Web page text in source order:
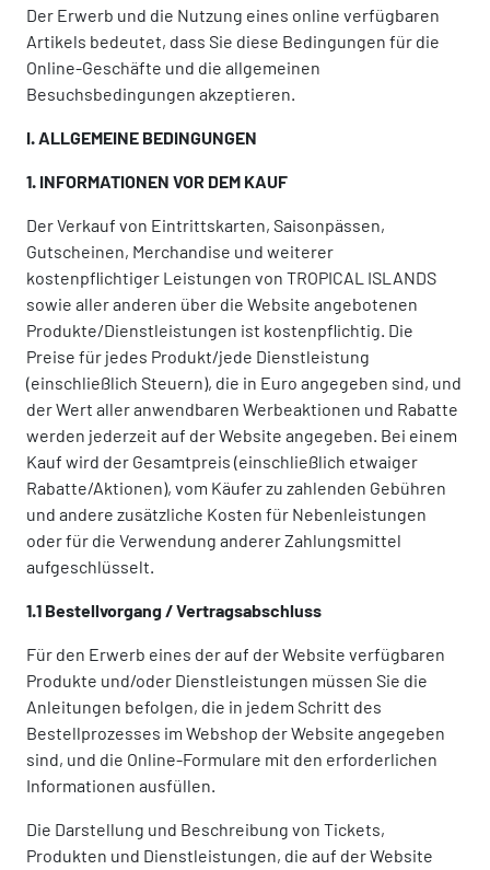
Der Erwerb und die Nutzung eines online verfügbaren
Artikels bedeutet, dass Sie diese Bedingungen für die
Online-Geschäfte und die allgemeinen
Besuchsbedingungen akzeptieren.
I. ALLGEMEINE BEDINGUNGEN
1. INFORMATIONEN VOR DEM KAUF
Der Verkauf von Eintrittskarten, Saisonpässen,
Gutscheinen, Merchandise und weiterer
kostenpflichtiger Leistungen von TROPICAL ISLANDS
sowie aller anderen über die Website angebotenen
Produkte/Dienstleistungen ist kostenpflichtig. Die
Preise für jedes Produkt/jede Dienstleistung
(einschließlich Steuern), die in Euro angegeben sind, und
der Wert aller anwendbaren Werbeaktionen und Rabatte
werden jederzeit auf der Website angegeben. Bei einem
Kauf wird der Gesamtpreis (einschließlich etwaiger
Rabatte/Aktionen), vom Käufer zu zahlenden Gebühren
und andere zusätzliche Kosten für Nebenleistungen
oder für die Verwendung anderer Zahlungsmittel
aufgeschlüsselt.
1.1 Bestellvorgang / Vertragsabschluss
Für den Erwerb eines der auf der Website verfügbaren
Produkte und/oder Dienstleistungen müssen Sie die
Anleitungen befolgen, die in jedem Schritt des
Bestellprozesses im Webshop der Website angegeben
sind, und die Online-Formulare mit den erforderlichen
Informationen ausfüllen.
Die Darstellung und Beschreibung von Tickets,
Produkten und Dienstleistungen, die auf der Website